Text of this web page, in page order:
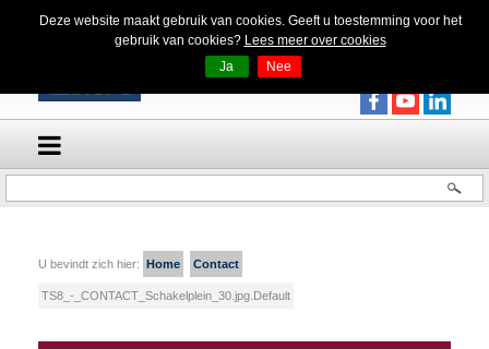
Deze website maakt gebruik van cookies. Geeft u toestemming voor het
gebruik van cookies? Lees meer over cookies
Ja
Nee
U bevindt zich hier: Home Contact
TS8_-_CONTACT_Schakelplein_30.jpg.Default